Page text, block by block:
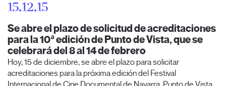
15.12.15
Se abre el plazo de solicitud de acreditaciones
para la 10ª edición de Punto de Vista, que se
celebrará del 8 al 14 de febrero
Hoy, 15 de diciembre, se abre el plazo para solicitar
acreditaciones para la próxima edición del Festival